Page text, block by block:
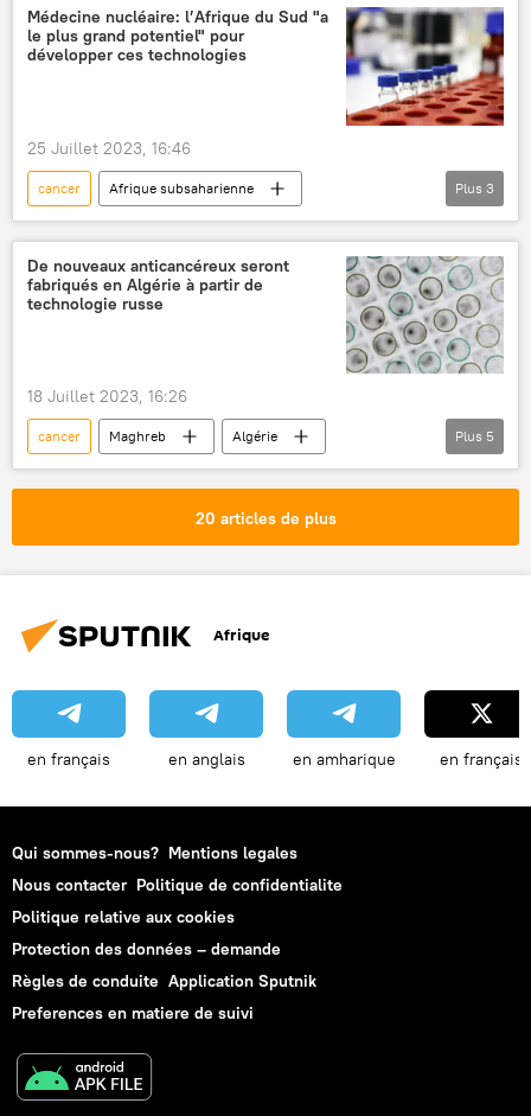
Afrique subsaharienne
santé
médecine
ministère russe de la Santé
traitement
Sommet des BRICS 2023 en Afrique du Sud
Médecine nucléaire: l’Afrique du Sud "a
le plus grand potentiel" pour
développer ces technologies
25 Juillet 2023, 16:46
cancer
Afrique subsaharienne
Afrique du Sud
médecine nucléaire
Plus 3
De nouveaux anticancéreux seront
fabriqués en Algérie à partir de
technologie russe
18 Juillet 2023, 16:26
cancer Maghreb
Algérie
Afrique subsaharienne
médicaments
pharmaceutique
Plus 5
20 articles de plus
Afrique
en français en anglais en amharique en français
Qui sommes-nous? Mentions legales
Nous contacter Politique de confidentialite
Politique relative aux cookies
Protection des données – demande
Règles de conduite Application Sputnik
Preferences en matiere de suivi